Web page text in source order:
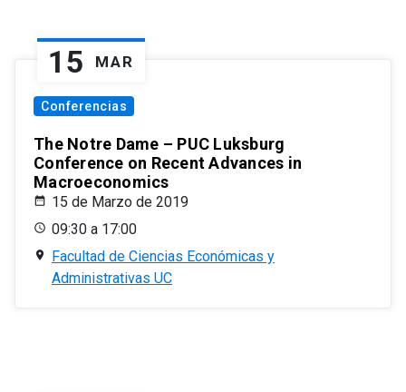
15 MAR
Conferencias
The Notre Dame – PUC Luksburg
Conference on Recent Advances in
Macroeconomics
15 de Marzo de 2019
09:30 a 17:00
Facultad de Ciencias Económicas y
Administrativas UC